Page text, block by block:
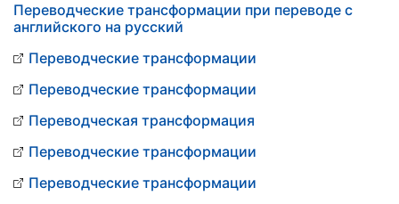
Переводческие трансформации при переводе с
английского на русский
Переводческие трансформации
Переводческие трансформации
Переводческая трансформация
Переводческие трансформации
Переводческие трансформации